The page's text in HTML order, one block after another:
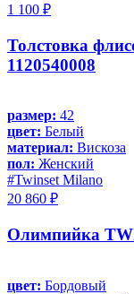
1 100 ₽
Толстовка
1120540008
размер: 42
цвет: Белый
материал: Вискоза
пол: Женский
#Twinset Milano
20 860 ₽
Олимпийка
цвет: Бордовый